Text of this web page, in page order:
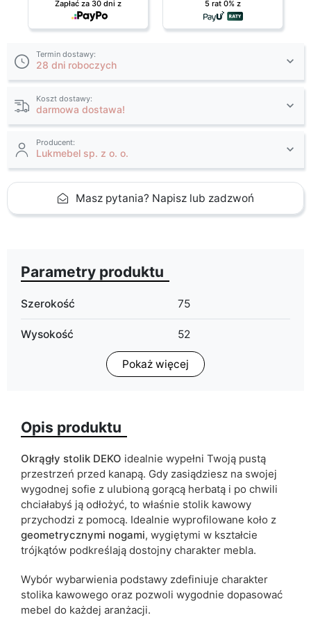
Zapłać za 30 dni z 5 rat 0% z
Termin dostawy:
28 dni roboczych
Koszt dostawy:
darmowa dostawa!
Producent:
Lukmebel sp. z o. o.
Masz pytania? Napisz lub zadzwoń
Parametry produktu
Szerokość 75
Wysokość 52
mat
dąb sonoma
grafit
Termin dostawy: 28 dni roboczych
Ze względu na proces produkcyjny i właściwości materiałów,
możliwe są tolerancje wymiarowe na poziomie +/- 2–3 cm.
Pokaż więcej
Opis produktu
Okrągły stolik DEKO idealnie wypełni Twoją pustą
przestrzeń przed kanapą. Gdy zasiądziesz na swojej
wygodnej sofie z ulubioną gorącą herbatą i po chwili
chciałabyś ją odłożyć, to właśnie stolik kawowy
przychodzi z pomocą. Idealnie wyprofilowane koło z
geometrycznymi nogami, wygiętymi w kształcie
trójkątów podkreślają dostojny charakter mebla.
Wybór wybarwienia podstawy zdefiniuje charakter
stolika kawowego oraz pozwoli wygodnie dopasować
mebel do każdej aranżacji.